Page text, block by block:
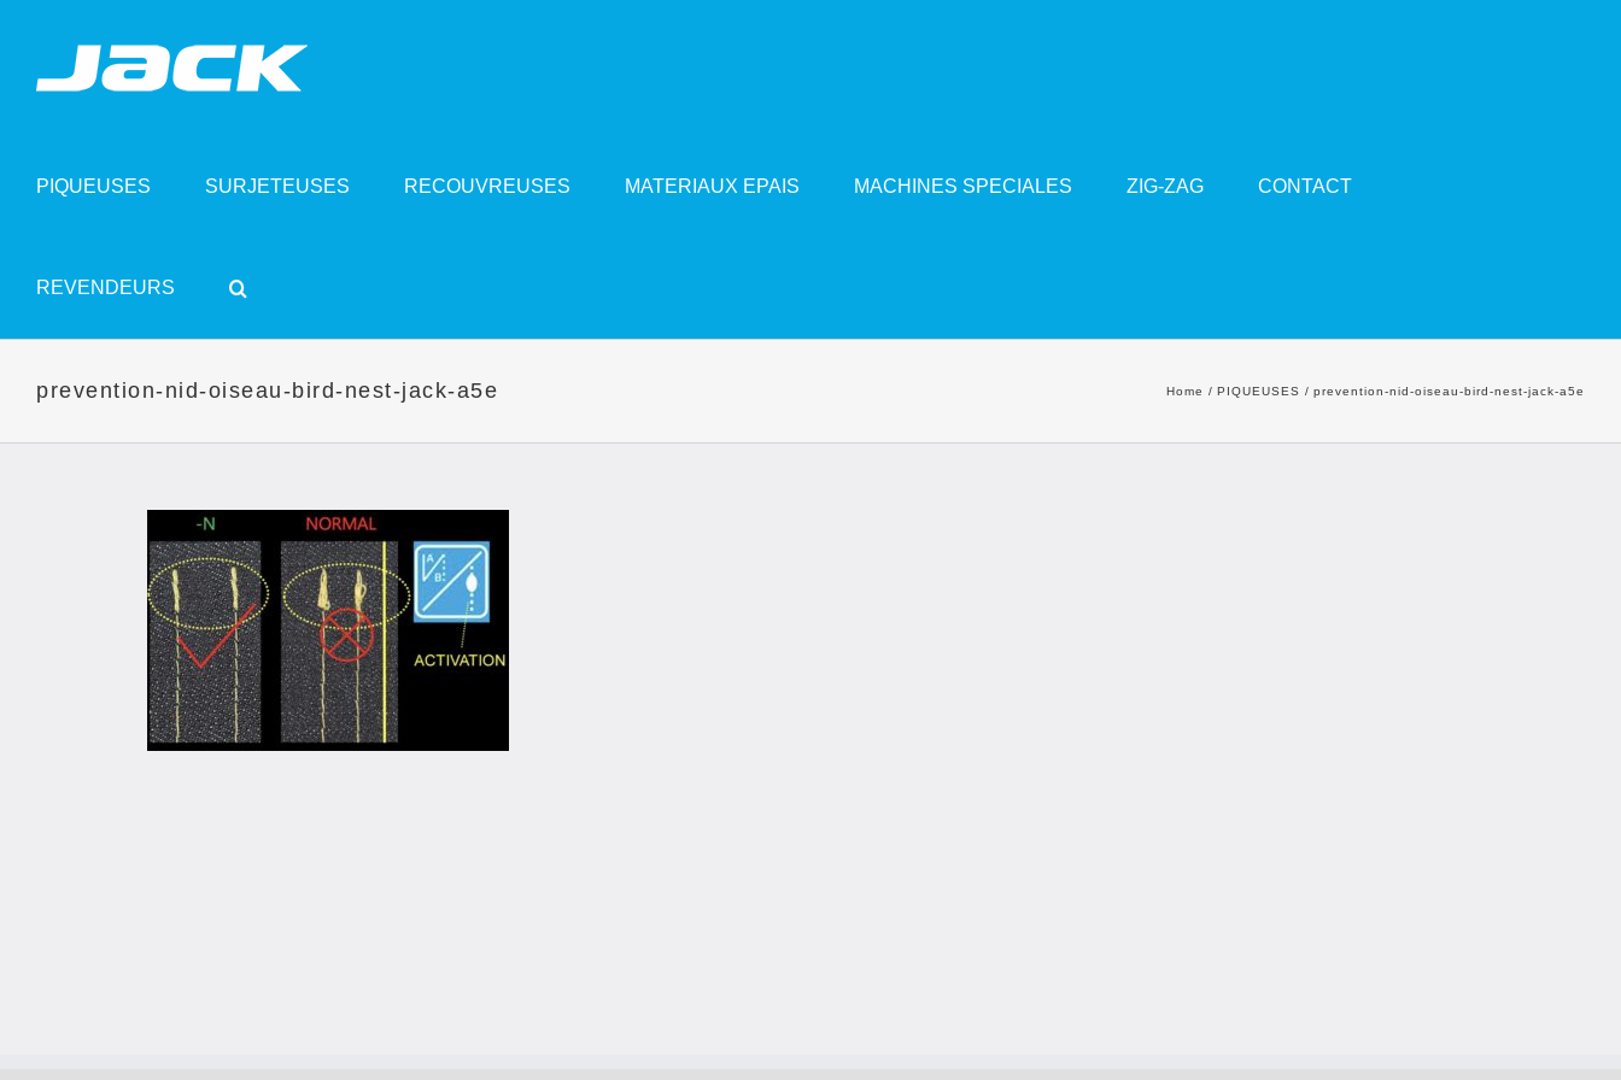
PIQUEUSES SURJETEUSES RECOUVREUSES MATERIAUX EPAIS MACHINES SPECIALES ZIG-ZAG CONTACT
REVENDEURS
prevention-nid-oiseau-bird-nest-jack-a5e Home PIQUEUSES prevention-nid-oiseau-bird-nest-jack-a5e